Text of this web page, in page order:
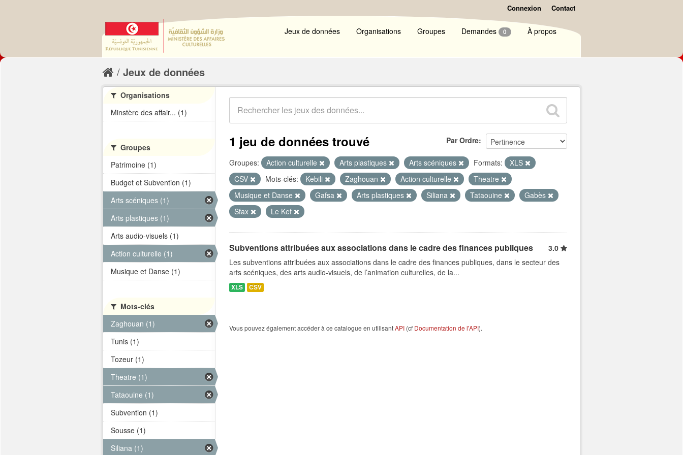
Connexion Contact
Jeux de données Organisations Groupes Demandes 0 À propos
Jeux de données
Par Ordre
1 jeu de données trouvé
Groupes: Action culturelle Arts plastiques Arts scéniques Formats:
XLS
CSV
Mots-clés: Kebili Zaghouan Action culturelle
Theatre
Musique et Danse
Gafsa Arts plastiques Siliana Tataouine
Gabès
Sfax
Le Kef
Subventions attribuées aux associations dans le cadre des finances publiques
3.0
Les subventions attribuées aux associations dans le cadre des finances publiques, dans le secteur des
arts scéniques, des arts audio-visuels, de l’animation culturelles, de la...
XLS CSV
Vous pouvez également accéder à ce catalogue en utilisantAPI (cf Documentation de l'API).
Organisations
Minstère des affair... (1)
Groupes
Patrimoine (1)
Budget et Subvention (1)
Arts scéniques (1)
Arts plastiques (1)
Arts audio-visuels (1)
Action culturelle (1)
Musique et Danse (1)
Mots-clés
Zaghouan (1)
Tunis (1)
Tozeur (1)
Theatre (1)
Tataouine (1)
Subvention (1)
Sousse (1)
Siliana (1)